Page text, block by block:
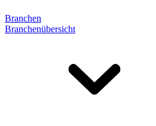
Branchen
Branchenübersicht